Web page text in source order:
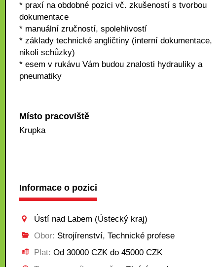
* praxí na obdobné pozici vč. zkušeností s tvorbou
dokumentace
* manuální zručností, spolehlivostí
* základy technické angličtiny (interní dokumentace,
nikoli schůzky)
* esem v rukávu Vám budou znalosti hydrauliky a
pneumatiky
Místo pracoviště
Krupka
Informace o pozici
Ústí nad Labem (Ústecký kraj)
Obor: Strojírenství, Technické profese
Plat: Od 30000 CZK do 45000 CZK